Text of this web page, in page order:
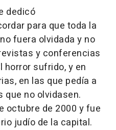
dedicó
para que toda la
fuera olvidada y no
y conferencias
sufrido, y en
en las que pedía a
que no olvidasen.
octubre de 2000 y fue
judío de la capital.